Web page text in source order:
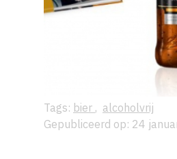
Tags: bier , alcoholvrij
Gepubliceerd op: 24